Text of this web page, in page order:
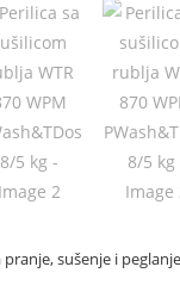
pranje, sušenje i